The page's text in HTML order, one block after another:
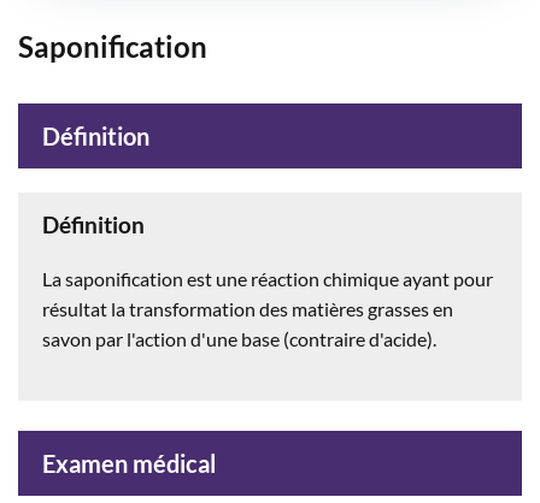
Saponification
Définition
Définition
La saponification est une réaction chimique ayant pour
résultat la transformation des matières grasses en
savon par l'action d'une base (contraire d'acide).
Examen médical